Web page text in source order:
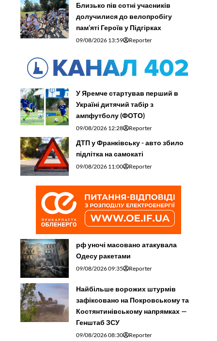
Близько пів сотні учасників
долучилися до велопробігу
пам’яті Героїв у Підгірках
09/08/2026 13:59 Reporter
У Яремче стартував перший в
Україні дитячий табір з
ампфутболу (ФОТО)
09/08/2026 12:28 Reporter
ДТП у Франківську - авто збило
підлітка на самокаті
09/08/2026 11:00 Reporter
рф уночі масовано атакувала
Одесу ракетами
09/08/2026 09:35 Reporter
Найбільше ворожих штурмів
зафіксовано на Покровському та
Костянтинівському напрямках —
Генштаб ЗСУ
09/08/2026 08:30 Reporter